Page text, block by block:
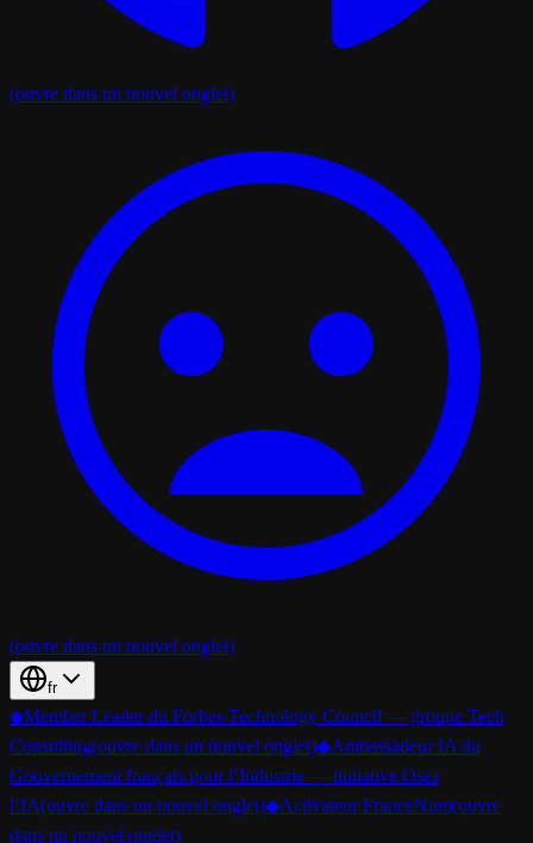
(ouvre dans un nouvel onglet)
(ouvre dans un nouvel onglet)
fr
◆Member Leader du Forbes Technology Council — groupe Tech
Consulting(ouvre dans un nouvel onglet)◆Ambassadeur IA du
Gouvernement français pour l’Industrie — initiative Osez
l’IA(ouvre dans un nouvel onglet)◆Activateur FranceNum(ouvre
dans un nouvel onglet)